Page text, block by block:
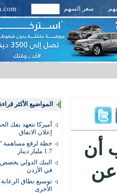
سعر السهم
المواضيع الأكثر
أميركا تتعهد بفك
إعلان الاتفاق
خطة لرفع مساهمة
1.7 مليار دينار
في الأردن
توسيع نطاق
الأخرى
أن
عن